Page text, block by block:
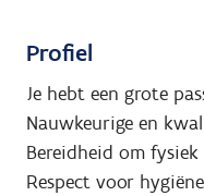
Profiel
Je hebt een grote
Nauwkeurige en
Bereidheid om
Respect voor